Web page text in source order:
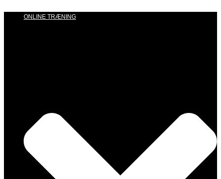
ONLINE TRÆNING